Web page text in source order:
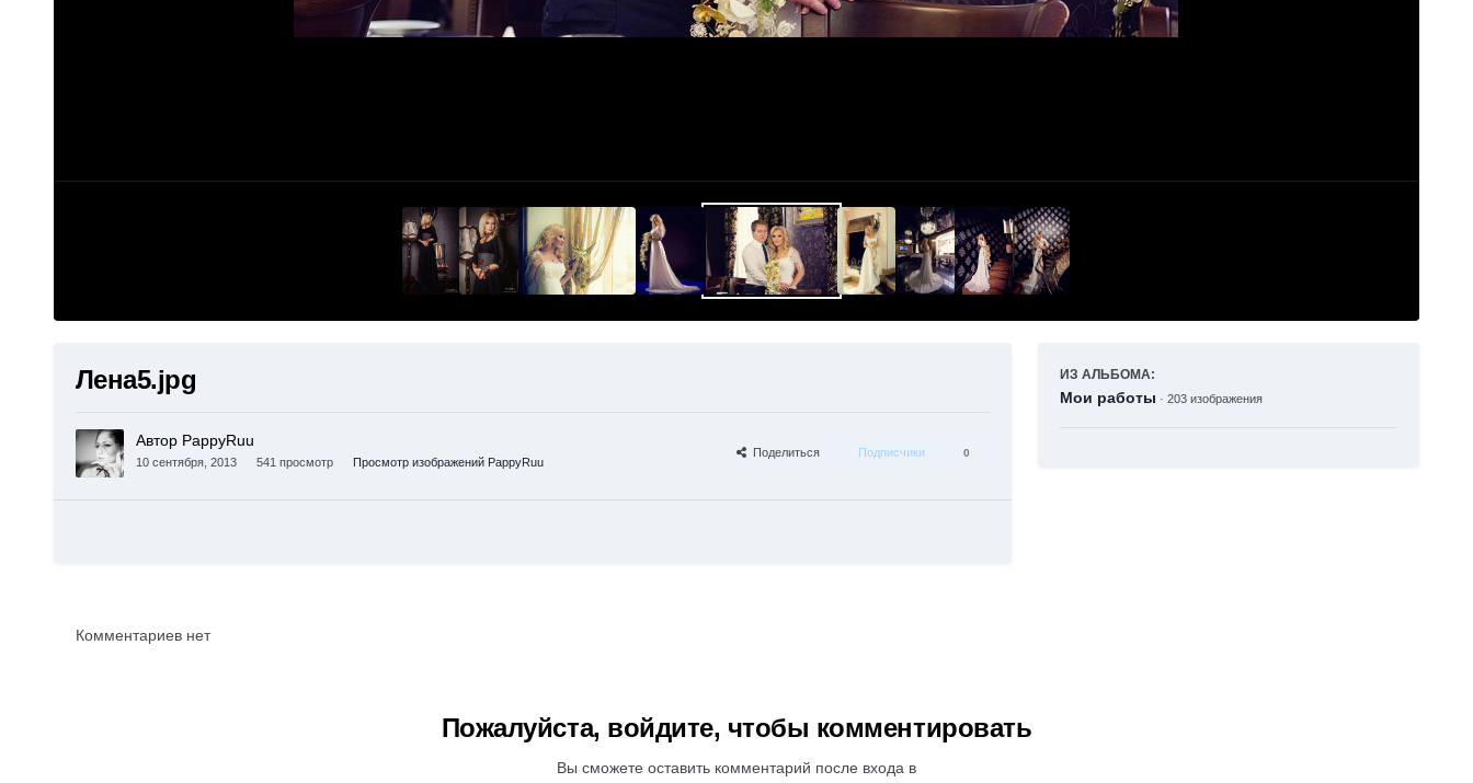
Лена5.jpg
Автор PappyRuu
10 сентября, 2013 541 просмотр Просмотр изображений PappyRuu
Поделиться Подписчики 0
ИЗ АЛЬБОМА:
Мои работы · 203 изображения
Комментариев нет
Пожалуйста, войдите, чтобы комментировать
Вы сможете оставить комментарий после входа в